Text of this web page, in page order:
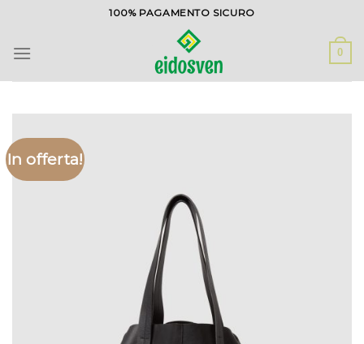
contenuti
100% PAGAMENTO SICURO
0
In offerta!